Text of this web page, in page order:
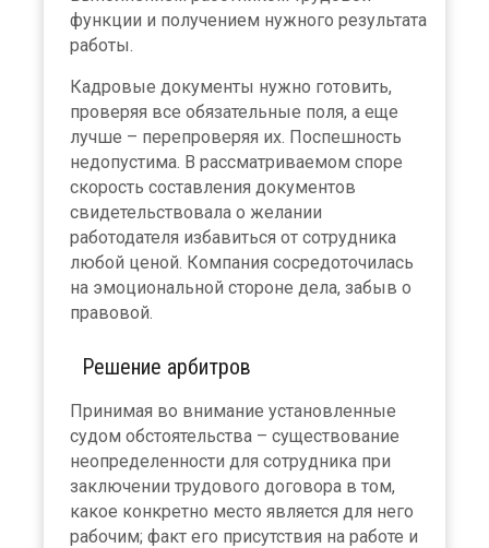
функции и получением нужного результата
работы.
Кадровые документы нужно готовить,
проверяя все обязательные поля, а еще
лучше – перепроверяя их. Поспешность
недопустима. В рассматриваемом споре
скорость составления документов
свидетельствовала о желании
работодателя избавиться от сотрудника
любой ценой. Компания сосредоточилась
на эмоциональной стороне дела, забыв о
правовой.
Решение арбитров
Принимая во внимание установленные
судом обстоятельства – существование
неопределенности для сотрудника при
заключении трудового договора в том,
какое конкретно место является для него
рабочим; факт его присутствия на работе и